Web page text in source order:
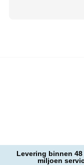
Levering binnen
miljoen